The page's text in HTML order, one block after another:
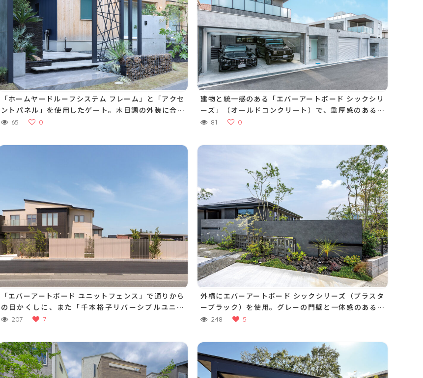
「ホームヤードルーフシステム フレーム」と「アクセ
ントパネル」を使用したゲート。木目調の外装に合わ
せたナチュラルモダンなファサードに調和します
65 0
建物と統一感のある「エバーアートボード シックシリ
ーズ」（オールドコンクリート）で、重厚感のあるフ
ァサードに。夜間には素材の質感と、LED照明の調和
81 0
「エバーアートボード ユニットフェンス」で通りから
の目かくしに、また「千本格子リバーシブルユニッ
ト」で抜け感を出し、単調にならないようにデザイ
テ」タイルと門扉で奥行感のある門まわりに
207 7
外構にエバーアートボード シックシリーズ（ブラスタ
ーブラック）を使用。グレーの門壁と一体感のあるデ
ザインに重厚感のある外構が生まれました
248 5